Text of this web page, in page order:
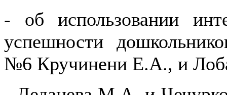
- об использовании
успешности
№6 Кручинени Е.А., и